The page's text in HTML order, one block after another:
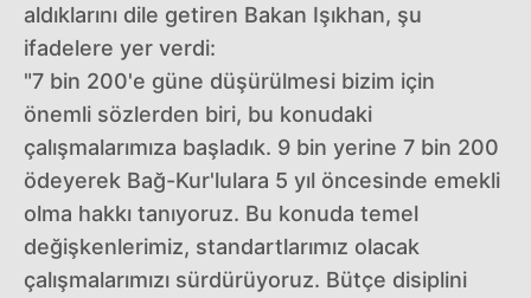
aldıklarını dile getiren Bakan Işıkhan, şu
ifadelere yer verdi:
"7 bin 200'e güne düşürülmesi bizim için
önemli sözlerden biri, bu konudaki
çalışmalarımıza başladık. 9 bin yerine 7 bin 200
ödeyerek Bağ-Kur'lulara 5 yıl öncesinde emekli
olma hakkı tanıyoruz. Bu konuda temel
değişkenlerimiz, standartlarımız olacak
çalışmalarımızı sürdürüyoruz. Bütçe disiplini